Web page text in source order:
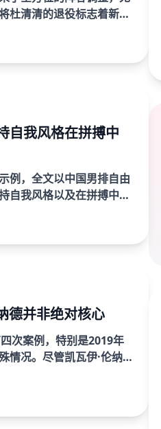
杜清清的退役标志着新一
自我风格在拼搏中
例，全文以中国男排自由
自我风格以及在拼搏中等
德并非绝对核心
次案例，特别是2019年
情况。尽管凯瓦伊·伦纳